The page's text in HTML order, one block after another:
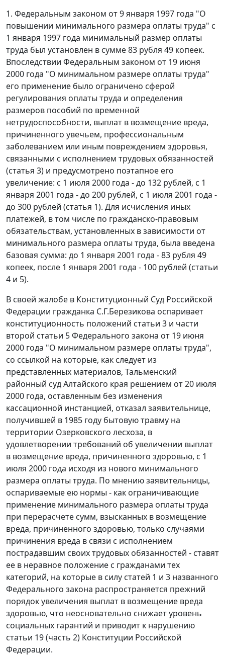
1. Федеральным законом от 9 января 1997 года "О
повышении минимального размера оплаты труда" с
1 января 1997 года минимальный размер оплаты
труда был установлен в сумме 83 рубля 49 копеек.
Впоследствии Федеральным законом от 19 июня
2000 года "О минимальном размере оплаты труда"
его применение было ограничено сферой
регулирования оплаты труда и определения
размеров пособий по временной
нетрудоспособности, выплат в возмещение вреда,
причиненного увечьем, профессиональным
заболеванием или иным повреждением здоровья,
связанными с исполнением трудовых обязанностей
(статья 3) и предусмотрено поэтапное его
увеличение: с 1 июля 2000 года - до 132 рублей, с 1
января 2001 года - до 200 рублей, с 1 июля 2001 года -
до 300 рублей (статья 1). Для исчисления иных
платежей, в том числе по гражданско-правовым
обязательствам, установленных в зависимости от
минимального размера оплаты труда, была введена
базовая сумма: до 1 января 2001 года - 83 рубля 49
копеек, после 1 января 2001 года - 100 рублей (статьи
4 и 5).
В своей жалобе в Конституционный Суд Российской
Федерации гражданка С.Г.Березикова оспаривает
конституционность положений статьи 3 и части
второй статьи 5Федерального закона от 19 июня
2000 года "О минимальном размере оплаты труда",
со ссылкой на которые, как следует из
представленных материалов, Тальменский
районный суд Алтайского края решением от 20 июля
2000 года, оставленным без изменения
кассационной инстанцией, отказал заявительнице,
получившей в 1985 году бытовую травму на
территории Озерковского лесхоза, в
удовлетворении требований об увеличении выплат
в возмещение вреда, причиненного здоровью, с 1
июля 2000 года исходя из нового минимального
размера оплаты труда. По мнению заявительницы,
оспариваемые ею нормы - как ограничивающие
применение минимального размера оплаты труда
при перерасчете сумм, взысканных в возмещение
вреда, причиненного здоровью, только случаями
причинения вреда в связи с исполнением
пострадавшим своих трудовых обязанностей - ставят
ее в неравное положение с гражданами тех
категорий, на которые в силу статей 1 и 3 названного
Федерального закона распространяется прежний
порядок увеличения выплат в возмещение вреда
здоровью, что неосновательно снижает уровень
социальных гарантий и приводит к нарушению
статьи 19 (часть 2) Конституции Российской
Федерации.